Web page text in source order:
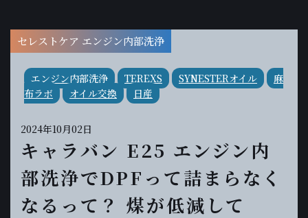
セレストケア エンジン内部洗浄
エンジン内部洗浄 TEREXS SYNESTERオイル
麻
布ラボ
オイル交換 日産
2024年10月02日
キャラバン E25 エンジン内
部洗浄でDPFって詰まらなく
なるって？ 煤が低減して